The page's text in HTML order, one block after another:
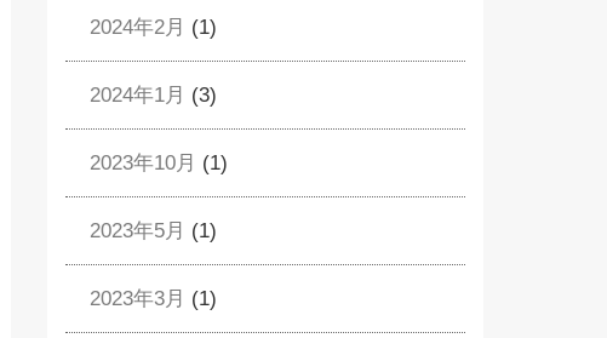
2024年2月 (1)
2024年1月 (3)
2023年10月 (1)
2023年5月 (1)
2023年3月 (1)